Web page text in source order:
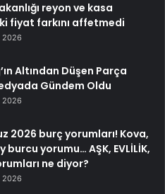
reyon ve kasa
fiyat farkını affetmedi
2026
Altından Düşen Parça
Gündem Oldu
2026
2026 burç yorumları! Kova,
burcu yorumu… AŞK, EVLİLİK,
ne diyor?
2026